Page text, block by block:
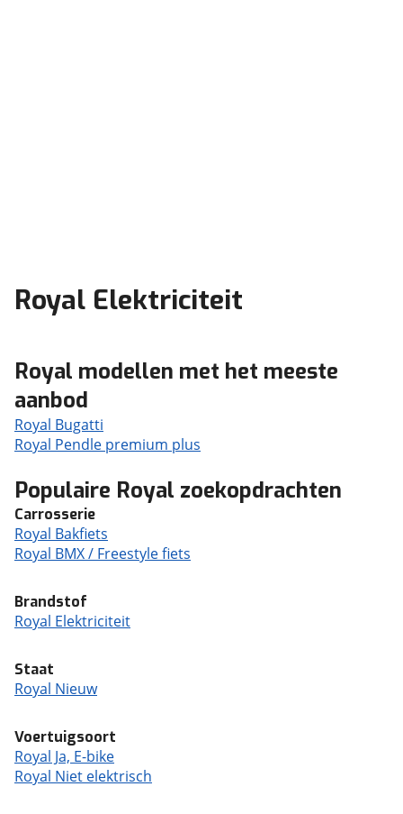
Royal Elektriciteit
Royal modellen met het meeste
aanbod
Royal Bugatti
Royal Pendle premium plus
Populaire Royal zoekopdrachten
Carrosserie
Royal Bakfiets
Royal BMX / Freestyle fiets
Brandstof
Royal Elektriciteit
Staat
Royal Nieuw
Voertuigsoort
Royal Ja, E-bike
Royal Niet elektrisch